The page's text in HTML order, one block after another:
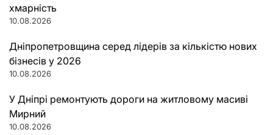
хмарність
10.08.2026
Дніпропетровщина серед лідерів за кількістю нових
бізнесів у 2026
10.08.2026
У Дніпрі ремонтують дороги на житловому масиві
Мирний
10.08.2026